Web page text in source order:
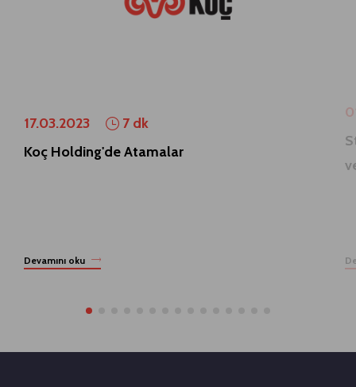
17.03.2023
7 dk
Koç Holding'de Atamalar
Devamını oku